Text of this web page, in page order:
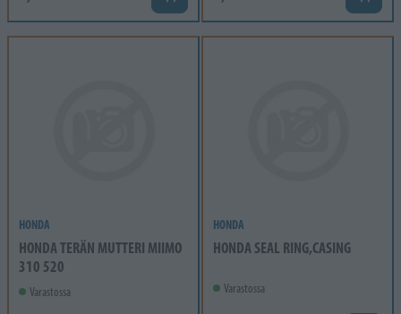
HONDA
HONDA TERÄN MUTTERI MIIMO
310 520
Varastossa
HONDA
HONDA SEAL RING,CASING
Varastossa